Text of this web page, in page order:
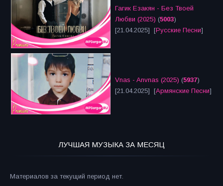
Гагик Езакян - Без Твоей
Любви (2025) (5003)
[21.04.2025] [Русские Песни]
Vnas - Anvnas (2025) (5937)
[21.04.2025] [Армянские Песни]
ЛУЧШАЯ МУЗЫКА ЗА МЕСЯЦ
Материалов за текущий период нет.